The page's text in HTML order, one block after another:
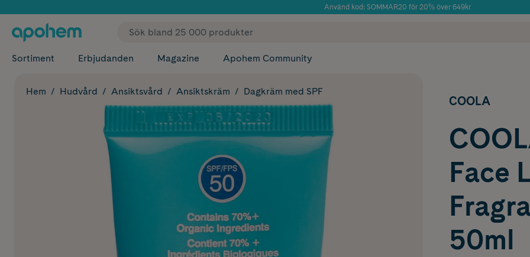
Använd kod: SOMMAR20 för 20% över 649kr
✓ Fri frakt
Sortiment Erbjudanden Magazine Apohem Community
Hem Hudvård Ansiktsvård Ansiktskräm Dagkräm med SPF
COOLA
Face
50ml